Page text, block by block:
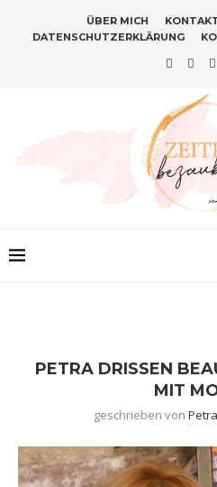
ÜBER MICH
DATENSCHUTZERKLÄRUNG
PETRA DRISSEN
MIT
geschrieben von Petra